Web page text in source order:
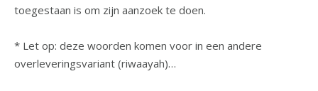
toegestaan is om zijn aanzoek te doen.
* Let op: deze woorden komen voor in een andere
overleveringsvariant (riwaayah)…